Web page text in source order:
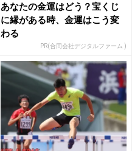
あなたの金運はどう？宝くじ
に縁がある時、金運はこう変
わる
PR(合同会社デジタルファーム )